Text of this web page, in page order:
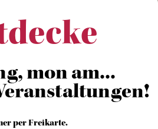
mon am...
per Freikarte.